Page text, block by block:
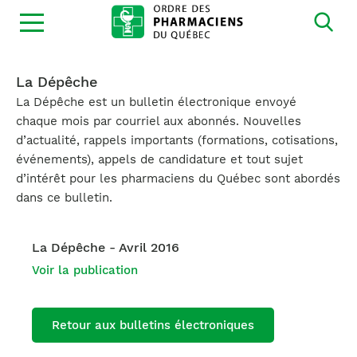
Ouvrir
la
La Dépêche
La Dépêche est un bulletin électronique envoyé
chaque mois par courriel aux abonnés. Nouvelles
d’actualité, rappels importants (formations, cotisations,
événements), appels de candidature et tout sujet
d’intérêt pour les pharmaciens du Québec sont abordés
dans ce bulletin.
La Dépêche - Avril 2016
Voir la publication
Retour aux bulletins électroniques